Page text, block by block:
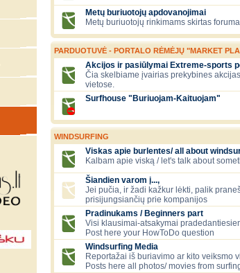
Metų buriuotojų apdovanojimai
Metų buriuotojų rinkimams skirtas
PARDUOTUVĖ - PORTALO RĖMĖJŲ "MARKET
Akcijos ir pasiūlymai Extreme-sports
Čia skelbiame įvairias prekybines
vietose.
Surfhouse "Buriuojam-Kaituojam"
WINDSURFING
Viskas apie burlentes/ all about
Kalbam apie viską / let's talk about
Šiandien varom į...,
Jei pučia, ir žadi kažkur lėkti, palik
prisijungsiančių prie kompanijos
Pradinukams / Beginners part
Visi klausimai-atsakymai
Post here your HowToDo question
Windsurfing Media
Reportažai iš buriavimo ar kito veiksmo
Posts here all photos/ movies from